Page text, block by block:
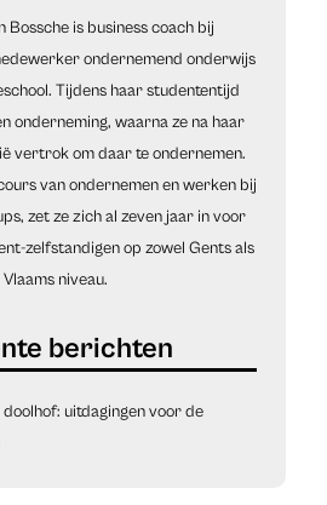
Bossche is business coach bij
ondernemend onderwijs
Tijdens haar studententijd
onderneming, waarna ze na haar
vertrok om daar te ondernemen.
van ondernemen en werken bij
zet ze zich al zeven jaar in voor
zelfstandigen op zowel Gents als
Vlaams niveau.
doolhof: uitdagingen voor de